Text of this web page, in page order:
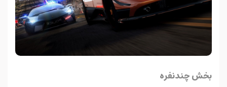
بخش چندنفره